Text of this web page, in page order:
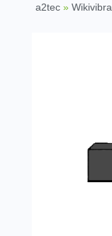
a2tec» Wikivibra